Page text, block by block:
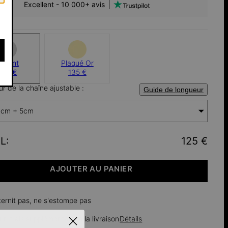
Excellent - 10 000+ avis
125 €
Plaqué Or
135 €
de la chaîne ajustable :
Guide de longueur
+ 5cm
: 125 €
AJOUTER AU PANIER
pas, ne s'estompe pas
frais supplémentaire à la livraisonDétails